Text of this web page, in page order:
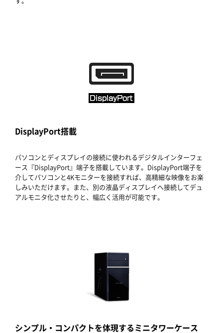
DisplayPort搭載
パソコンとディスプレイの接続に使われるデジタルインターフェ
ース『DisplayPort』端子を搭載しています。DisplayPort端子を
介してパソコンと4Kモニターを接続すれば、高精細な映像をお楽
しみいただけます。また、別の液晶ディスプレイへ接続してデュ
アルモニタ化させたりと、幅広く活用が可能です。
シンプル・コンパクトを体現するミニタワーケース